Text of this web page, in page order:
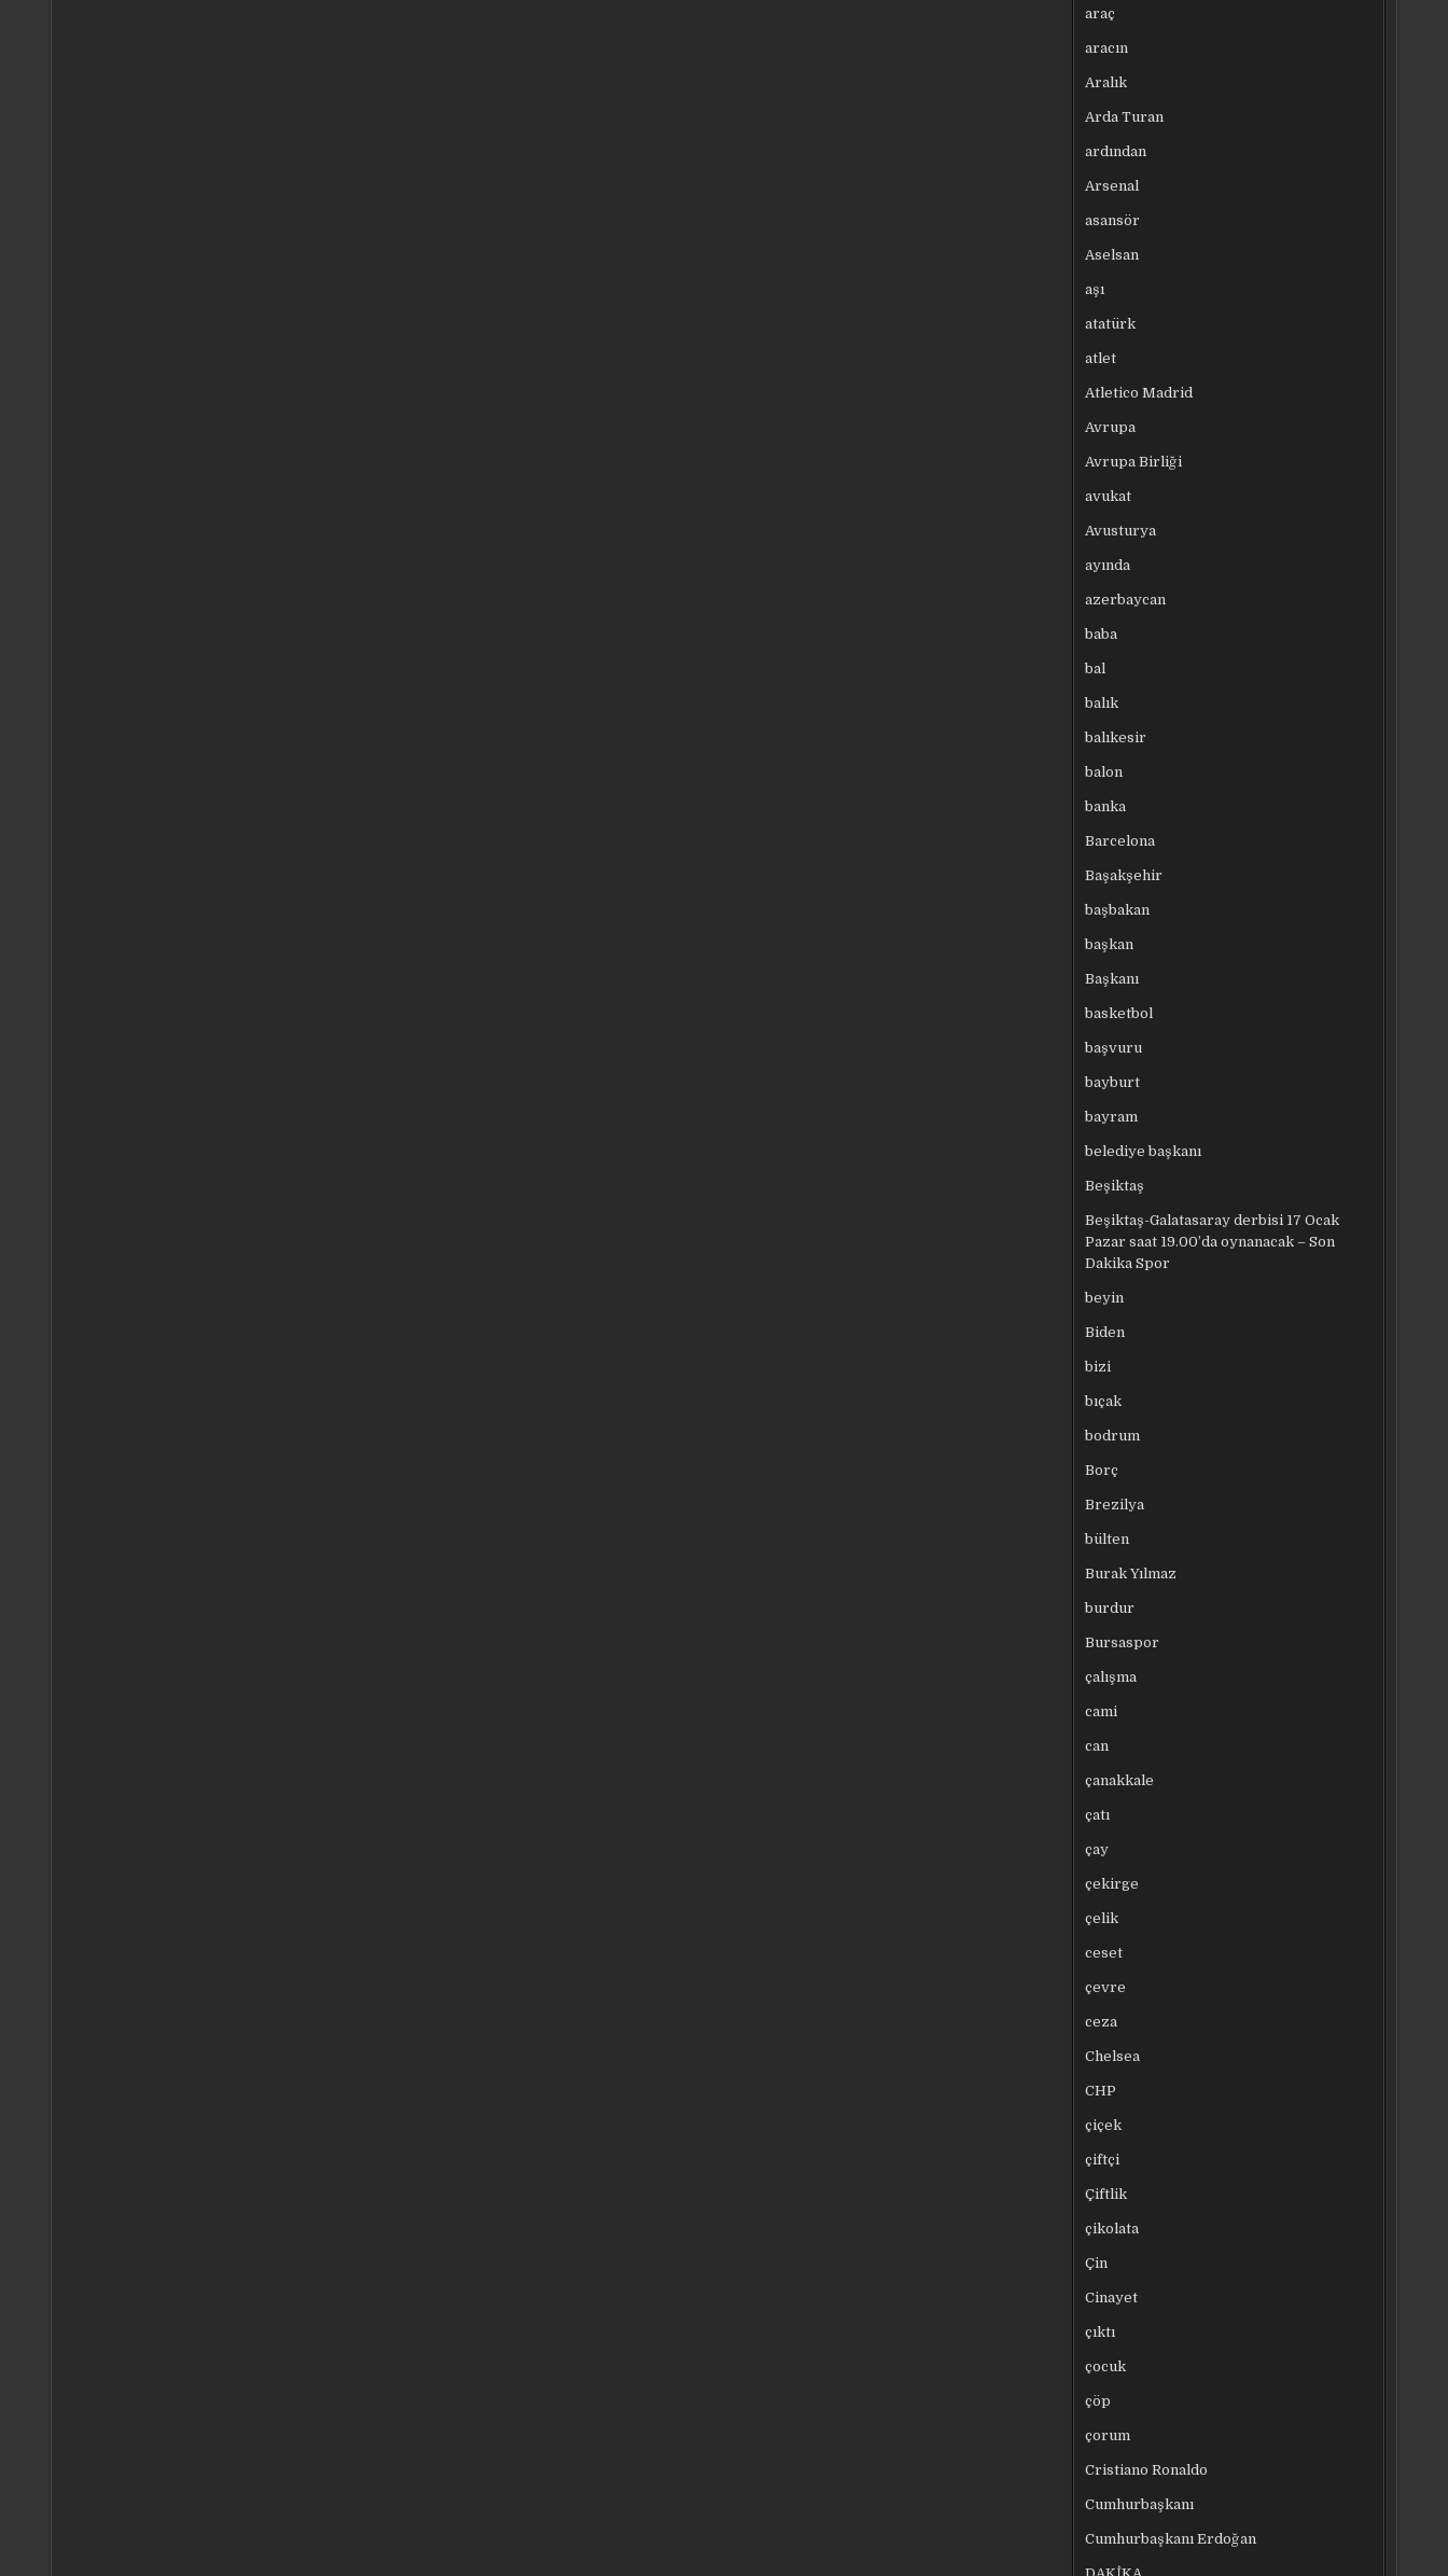
araç
aracın
Aralık
Arda Turan
ardından
Arsenal
asansör
Aselsan
aşı
atatürk
atlet
Atletico Madrid
Avrupa
Avrupa Birliği
avukat
Avusturya
ayında
azerbaycan
baba
bal
balık
balıkesir
balon
banka
Barcelona
Başakşehir
başbakan
başkan
Başkanı
basketbol
başvuru
bayburt
bayram
belediye başkanı
Beşiktaş
Beşiktaş-Galatasaray derbisi 17 Ocak
Pazar saat 19.00’da oynanacak – Son
Dakika Spor
beyin
Biden
bizi
bıçak
bodrum
Borç
Brezilya
bülten
Burak Yılmaz
burdur
Bursaspor
çalışma
cami
can
çanakkale
çatı
çay
çekirge
çelik
ceset
çevre
ceza
Chelsea
CHP
çiçek
çiftçi
Çiftlik
çikolata
Çin
Cinayet
çıktı
çocuk
çöp
çorum
Cristiano Ronaldo
Cumhurbaşkanı
Cumhurbaşkanı Erdoğan